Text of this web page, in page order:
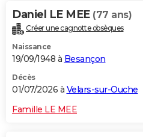
Alimentation
Guide de la santé
Maladies
Médicaments
Sommeil
VOYAGE
Destinations
City break
Voyage nature
Voyage de noces
Forum
Climat
+PHOTO
GUIDES D'ACHAT
BONS PLANS
CARTE DE VOEUX
Daniel LE MEE (77 ans)
Créer une cagnotte obsèques
Naissance
19/09/1948 à Besançon
Décès
01/07/2026 à Velars-sur-Ouche
Famille LE MEE